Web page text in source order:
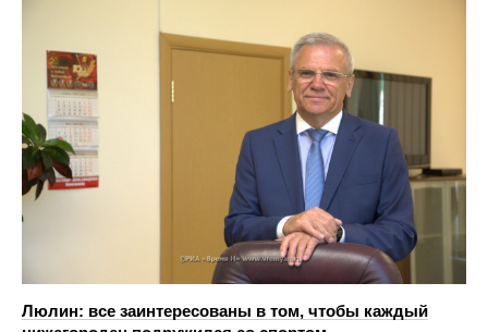
Люлин: все заинтересованы в том, чтобы каждый